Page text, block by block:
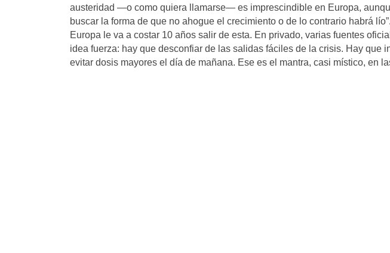
austeridad —o como quiera llamarse— es imprescindible en Europa,
buscar la forma de que no ahogue el crecimiento o de lo contrario habrá
Europa le va a costar 10 años salir de esta. En privado, varias fuentes
idea fuerza: hay que desconfiar de las salidas fáciles de la crisis. Hay que
evitar dosis mayores el día de mañana. Ese es el mantra, casi místico, en